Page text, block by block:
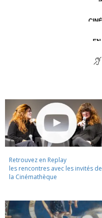
Retrouvez en Replay
les rencontres avec les invités de
la Cinémathèque